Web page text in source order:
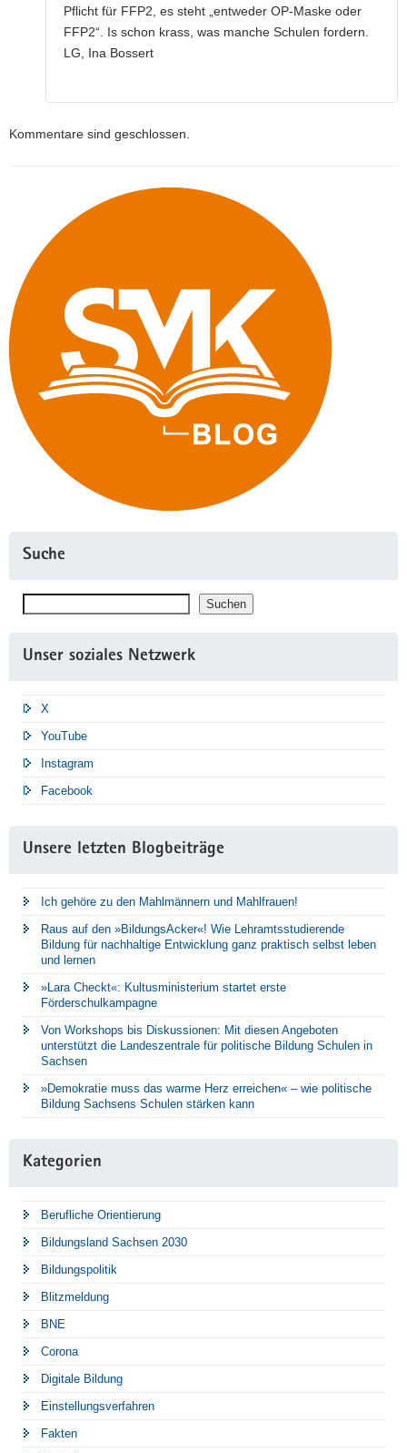
Pflicht für FFP2, es steht „entweder OP-Maske oder
FFP2“. Is schon krass, was manche Schulen fordern.
LG, Ina Bossert
Kommentare sind geschlossen.
Suche
Suchen
Unser soziales Netzwerk
X
YouTube
Instagram
Facebook
Unsere letzten Blogbeiträge
Ich gehöre zu den Mahlmännern und Mahlfrauen!
Raus auf den »BildungsAcker«! Wie Lehramtsstudierende
Bildung für nachhaltige Entwicklung ganz praktisch selbst leben
und lernen
»Lara Checkt«: Kultusministerium startet erste
Förderschulkampagne
Von Workshops bis Diskussionen: Mit diesen Angeboten
unterstützt die Landeszentrale für politische Bildung Schulen in
Sachsen
»Demokratie muss das warme Herz erreichen« – wie politische
Bildung Sachsens Schulen stärken kann
Kategorien
Berufliche Orientierung
Bildungsland Sachsen 2030
Bildungspolitik
Blitzmeldung
BNE
Corona
Digitale Bildung
Einstellungsverfahren
Fakten